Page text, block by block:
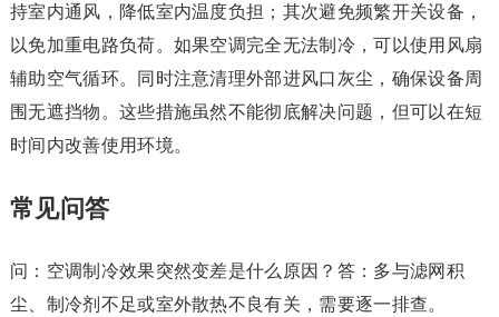
持室内通风，降低室内温度负担；其次避免频繁开关设备，
以免加重电路负荷。如果空调完全无法制冷，可以使用风扇
辅助空气循环。同时注意清理外部进风口灰尘，确保设备周
围无遮挡物。这些措施虽然不能彻底解决问题，但可以在短
时间内改善使用环境。
常见问答
问：空调制冷效果突然变差是什么原因？答：多与滤网积
尘、制冷剂不足或室外散热不良有关，需要逐一排查。